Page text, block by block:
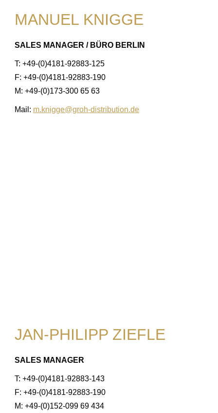
MANUEL KNIGGE
SALES MANAGER / BÜRO BERLIN
T: +49-(0)4181-92883-125
F: +49-(0)4181-92883-190
M: +49-(0)173-300 65 63
Mail: m.knigge@groh-distribution.de
JAN-PHILIPP ZIEFLE
SALES MANAGER
T: +49-(0)4181-92883-143
F: +49-(0)4181-92883-190
M: +49-(0)152-099 69 434